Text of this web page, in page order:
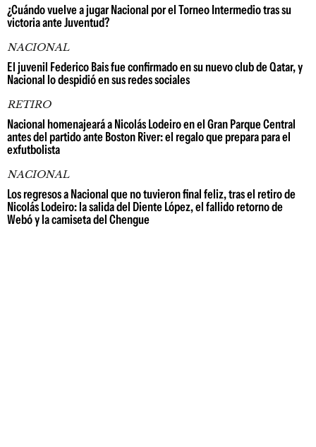
¿Cuándo vuelve a jugar Nacional por el Torneo Intermedio tras su
victoria ante Juventud?
NACIONAL
El juvenil Federico Bais fue confirmado en su nuevo club de Qatar, y
Nacional lo despidió en sus redes sociales
RETIRO
Nacional homenajeará a Nicolás Lodeiro en el Gran Parque Central
antes del partido ante Boston River: el regalo que prepara para el
exfutbolista
NACIONAL
Los regresos a Nacional que no tuvieron final feliz, tras el retiro de
Nicolás Lodeiro: la salida del Diente López, el fallido retorno de
Webó y la camiseta del Chengue